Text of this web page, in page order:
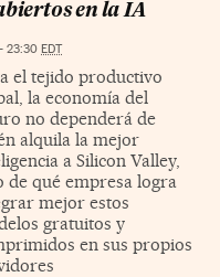
en la IA
23:30 EDT
el tejido productivo
la economía del
no dependerá de
alquila la mejor
a Silicon Valley,
de qué empresa logra
mejor estos
gratuitos y
en sus propios